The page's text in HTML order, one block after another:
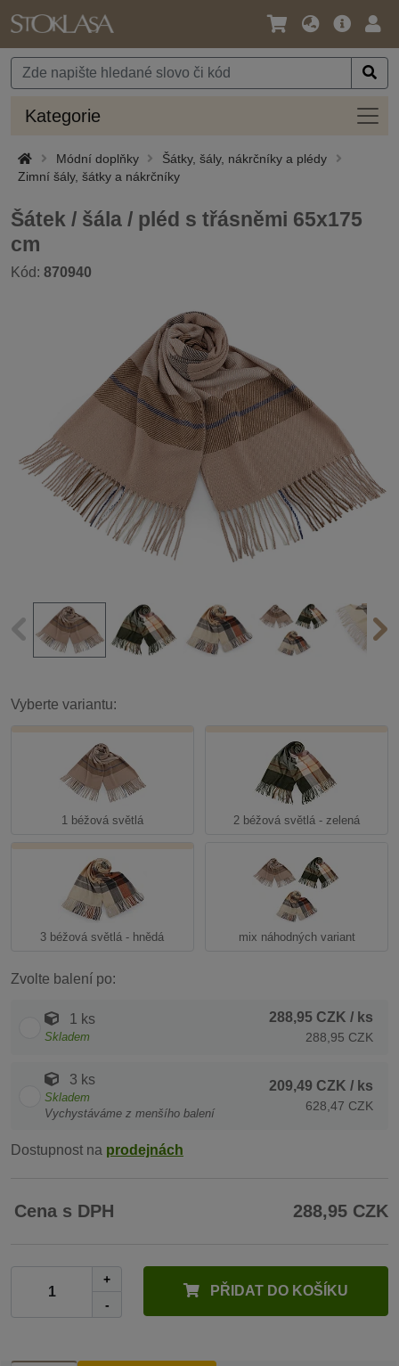
Jazyk
Měna
Hlavní
Kategorie
Módní doplňky
Šátky, šály, nákrčníky a plédy
Zimní šály, šátky a nákrčníky
Šátek / šála / pléd s třásněmi 65x175
cm
Kód: 870940
Vyberte variantu:
1 béžová světlá 2 béžová světlá - zelená
3 béžová světlá - hnědá mix náhodných variant
Zvolte balení po:
1 ks
Skladem
288,95 CZK / ks
288,95 CZK
3 ks
Skladem
Vychystáváme z menšího balení
209,49 CZK / ks
628,47 CZK
Dostupnost na prodejnách
Cena s DPH 288,95 CZK
+
-
PŘIDAT DO KOŠÍKU